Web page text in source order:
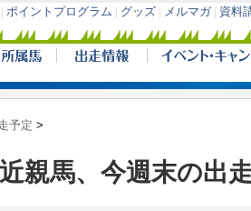
予定 >
親馬、今週末の出